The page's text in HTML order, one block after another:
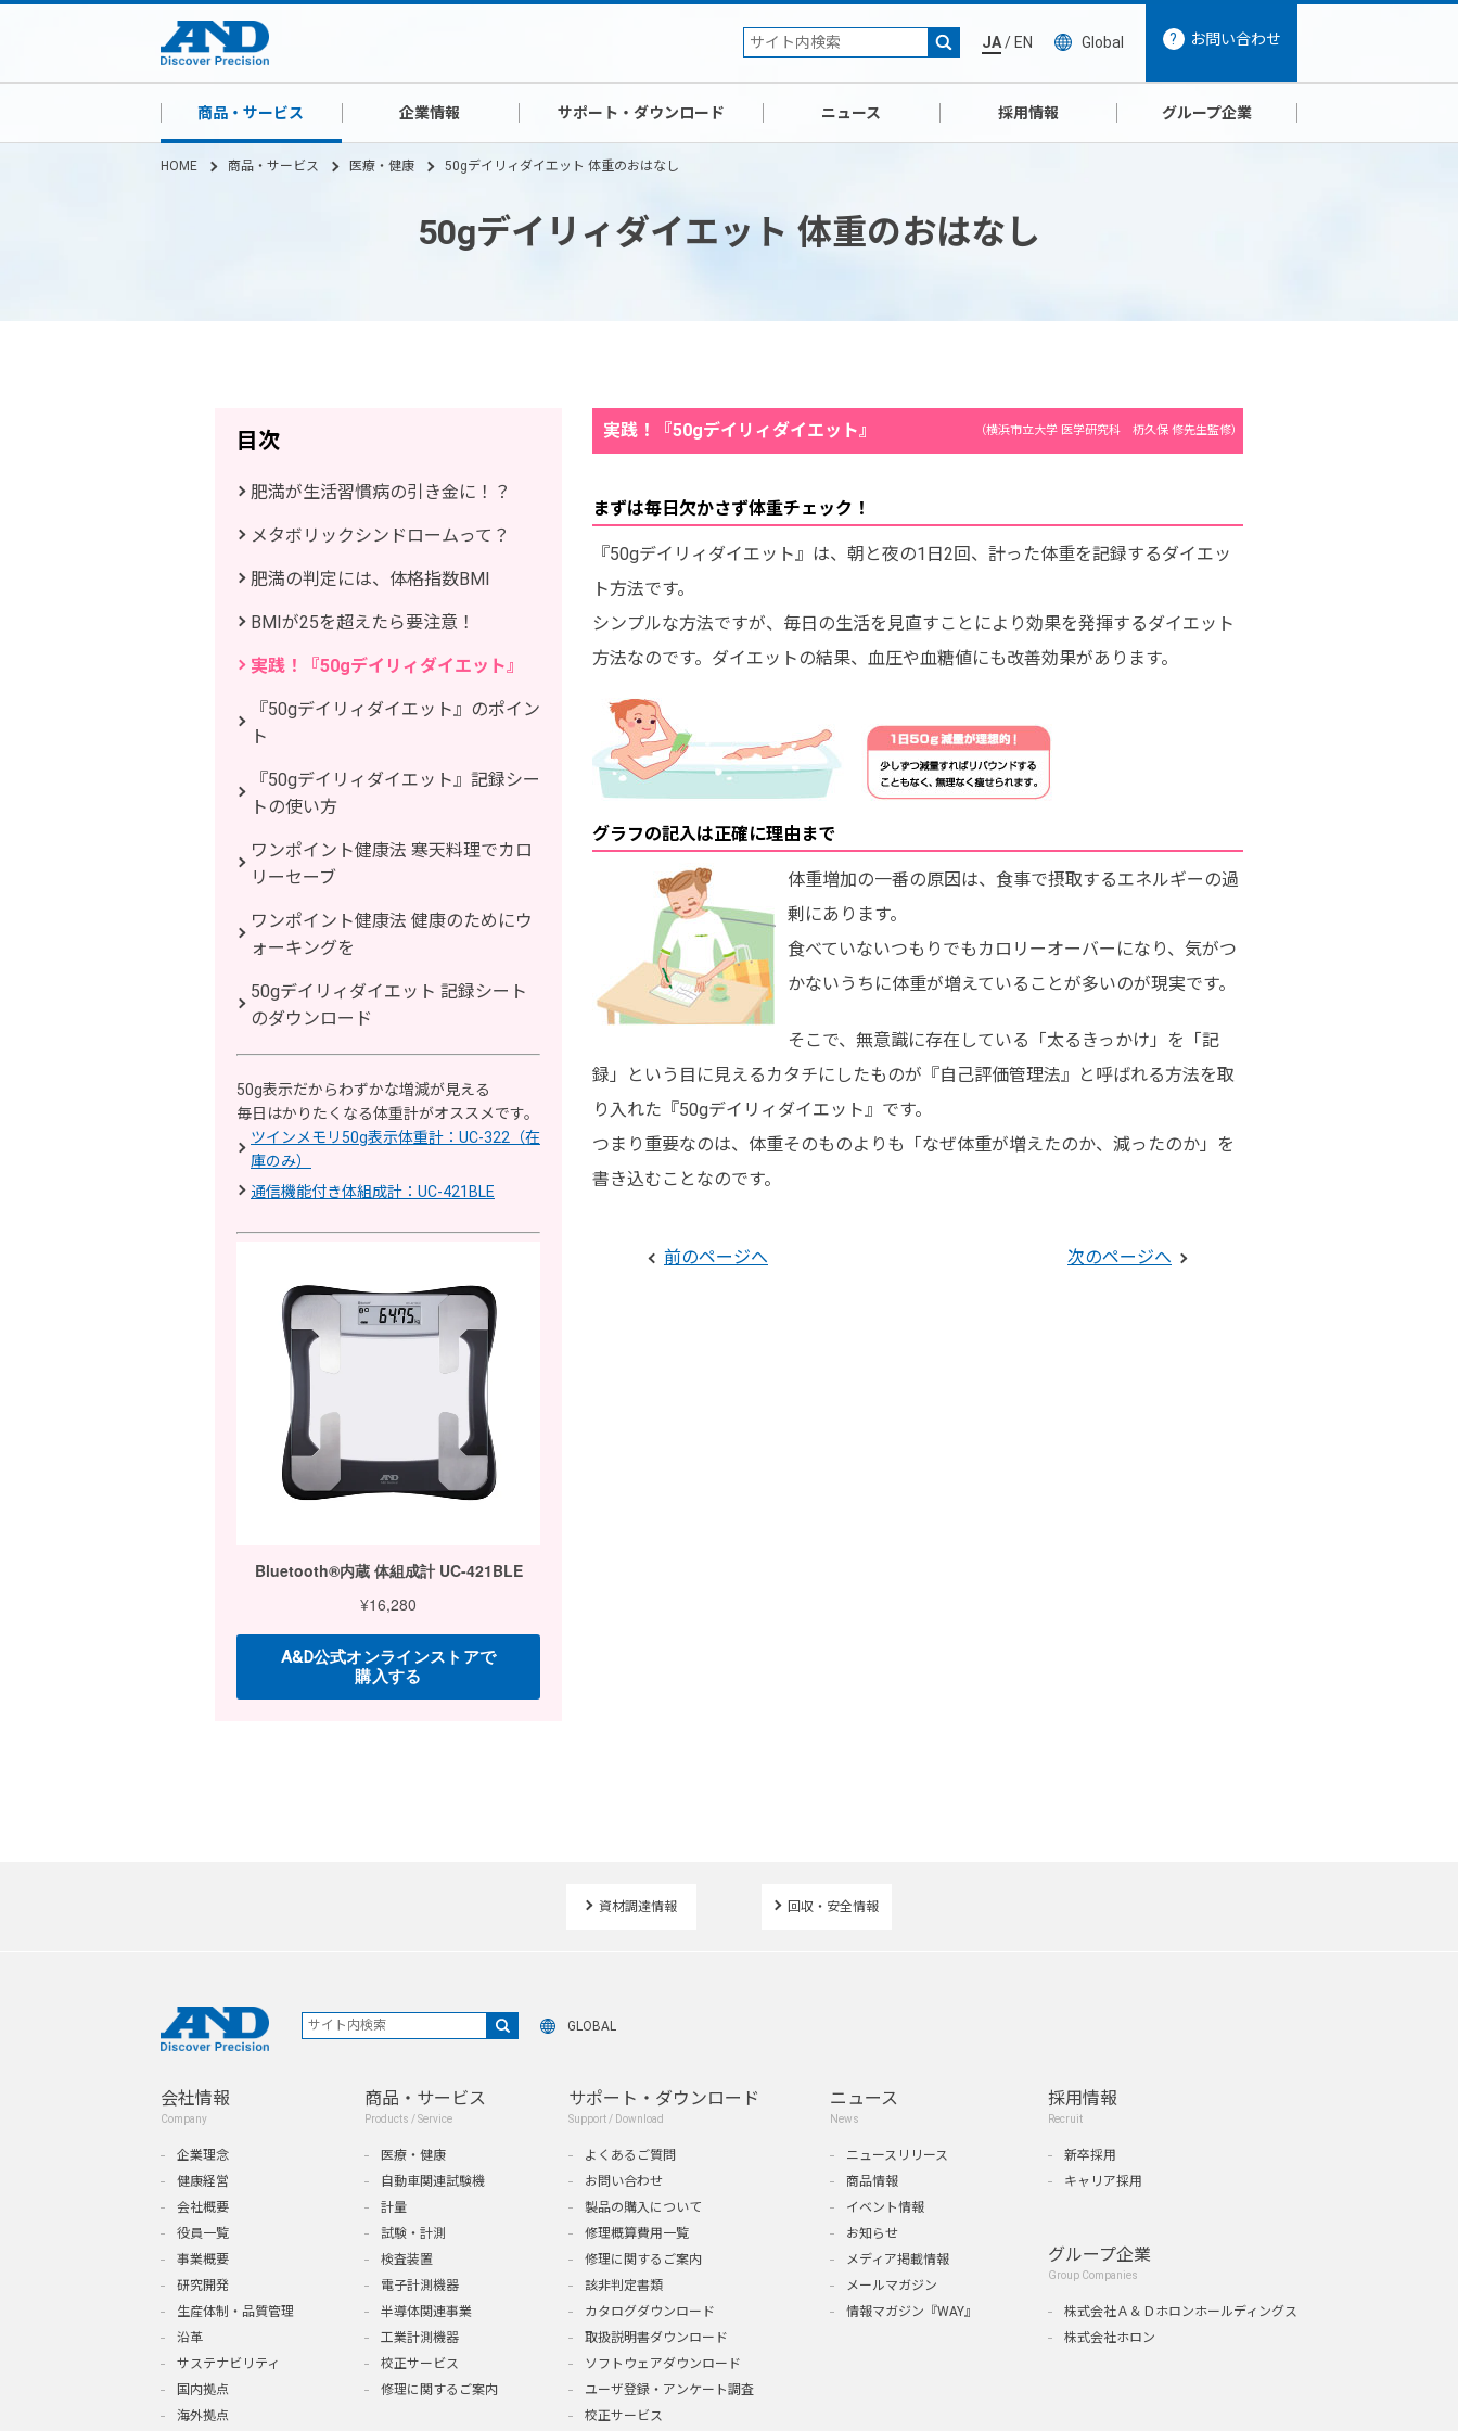
JA/ EN Global お問い合わせ
商品・サービス 企業情報 サポート・ダウンロード ニュース 採用情報 グループ企業
HOME 商品・サービス 医療・健康 50gデイリィダイエット 体重のおはなし
50gデイリィダイエット 体重のおはなし
（横浜市立大学 医学研究科 杤久保 修先生監修）
実践！『50gデイリィダイエット』
まずは毎日欠かさず体重チェック！
『50gデイリィダイエット』は、朝と夜の1日2回、計った体重を記録するダイエッ
ト方法です。
シンプルな方法ですが、毎日の生活を見直すことにより効果を発揮するダイエット
方法なのです。ダイエットの結果、血圧や血糖値にも改善効果があります。
グラフの記入は正確に理由まで
体重増加の一番の原因は、食事で摂取するエネルギーの過
剰にあります。
食べていないつもりでもカロリーオーバーになり、気がつ
かないうちに体重が増えていることが多いのが現実です。
そこで、無意識に存在している「太るきっかけ」を「記
録」という目に見えるカタチにしたものが『自己評価管理法』と呼ばれる方法を取
り入れた『50gデイリィダイエット』です。
つまり重要なのは、体重そのものよりも「なぜ体重が増えたのか、減ったのか」を
書き込むことなのです。
前のページへ 次のページへ
目次
肥満が生活習慣病の引き金に！？
メタボリックシンドロームって？
肥満の判定には、体格指数BMI
BMIが25を超えたら要注意！
実践！『50gデイリィダイエット』
『50gデイリィダイエット』のポイン
ト
『50gデイリィダイエット』記録シー
トの使い方
ワンポイント健康法 寒天料理でカロ
リーセーブ
ワンポイント健康法 健康のためにウ
ォーキングを
50gデイリィダイエット 記録シート
のダウンロード
50g表示だからわずかな増減が見える
毎日はかりたくなる体重計がオススメです。
ツインメモリ50g表示体重計：UC-322（在
庫のみ）
通信機能付き体組成計：UC-421BLE
資材調達情報 回収・安全情報
GLOBAL
会社情報
Company
企業理念
健康経営
会社概要
役員一覧
事業概要
研究開発
生産体制・品質管理
沿革
サステナビリティ
国内拠点
海外拠点
商品・サービス
Products / Service
医療・健康
自動車関連試験機
計量
試験・計測
検査装置
電子計測機器
半導体関連事業
工業計測機器
校正サービス
修理に関するご案内
サポート・ダウンロード
Support / Download
よくあるご質問
お問い合わせ
製品の購入について
修理概算費用一覧
修理に関するご案内
該非判定書類
カタログダウンロード
取扱説明書ダウンロード
ソフトウェアダウンロード
ユーザ登録・アンケート調査
校正サービス
ニュース
News
ニュースリリース
商品情報
イベント情報
お知らせ
メディア掲載情報
メールマガジン
情報マガジン『WAY』
採用情報
Recruit
新卒採用
キャリア採用
グループ企業
Group Companies
株式会社Ａ＆Ｄホロンホールディングス
株式会社ホロン